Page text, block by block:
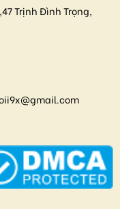
Trịnh Đình Trọng,